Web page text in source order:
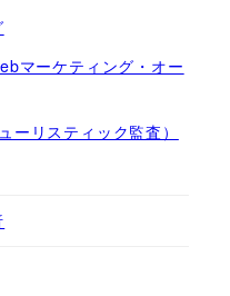
マーケティング・オー
リスティック監査）